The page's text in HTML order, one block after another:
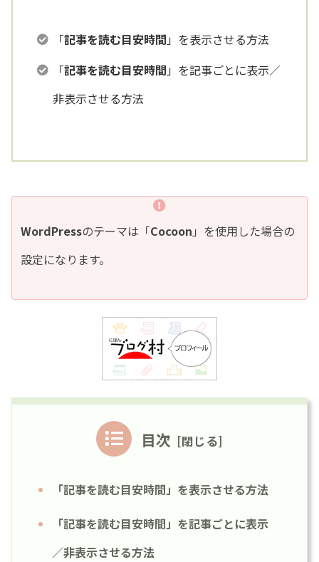
「記事を読む目安時間 」を表示させる方法
「記事を読む目安時間 」を記事ごとに表示／
非表示させる方法
WordPressのテーマは「Cocoon 」を使用した場合の
設定になります。
目次
「記事を読む目安時間」を表示させる方法
「記事を読む目安時間」を記事ごとに表示
／非表示させる方法